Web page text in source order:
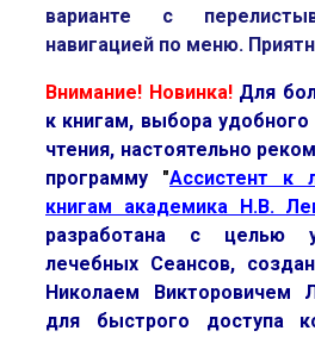
варианте с
навигацией по меню.
Внимание! Новинка! Для
к книгам, выбора
чтения, настоятельно
программу "Ассистент к
книгам академика Н.В.
разработана с целью
лечебных Сеансов,
Николаем
для быстрого доступа